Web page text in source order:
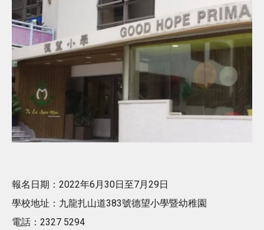
報名日期：2022年6月30日至7月29日
學校地址：九龍扎山道383號德望小學暨幼稚園
電話：2327 5294